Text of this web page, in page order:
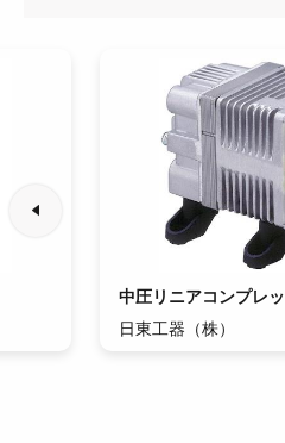
中圧リニアコンプレ
日東工器（株）